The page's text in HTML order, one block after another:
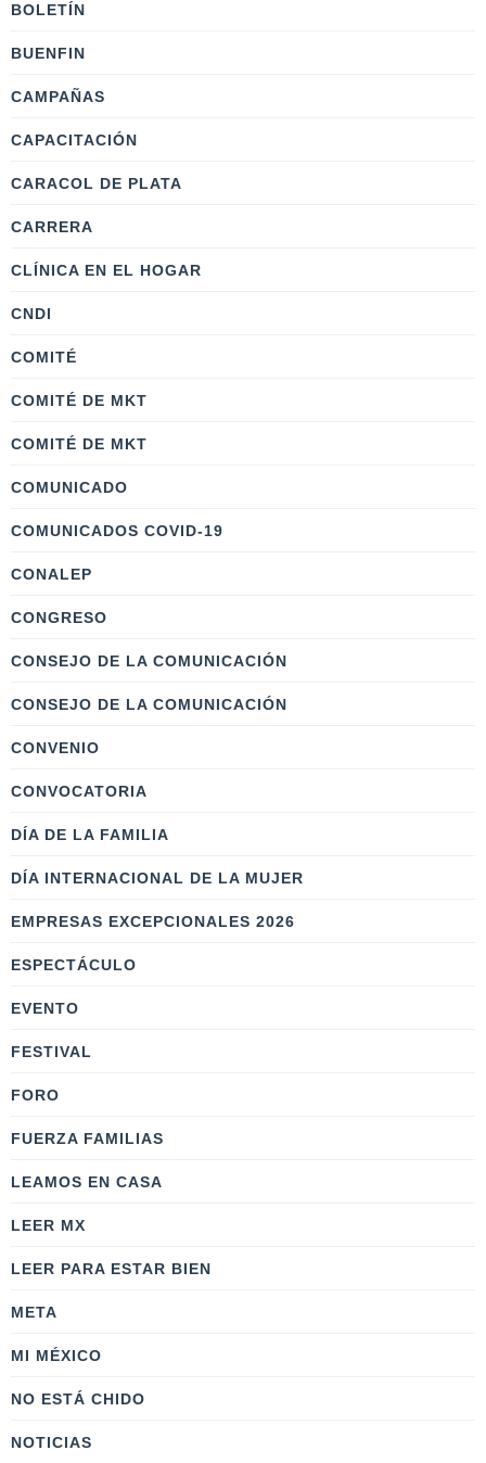
BOLETÍN
BUENFIN
CAMPAÑAS
CAPACITACIÓN
CARACOL DE PLATA
CARRERA
CLÍNICA EN EL HOGAR
CNDI
COMITÉ
COMITÉ DE MKT
COMITÉ DE MKT
COMUNICADO
COMUNICADOS COVID-19
CONALEP
CONGRESO
CONSEJO DE LA COMUNICACIÓN
CONSEJO DE LA COMUNICACIÓN
CONVENIO
CONVOCATORIA
DÍA DE LA FAMILIA
DÍA INTERNACIONAL DE LA MUJER
EMPRESAS EXCEPCIONALES 2026
ESPECTÁCULO
EVENTO
FESTIVAL
FORO
FUERZA FAMILIAS
LEAMOS EN CASA
LEER MX
LEER PARA ESTAR BIEN
META
MI MÉXICO
NO ESTÁ CHIDO
NOTICIAS